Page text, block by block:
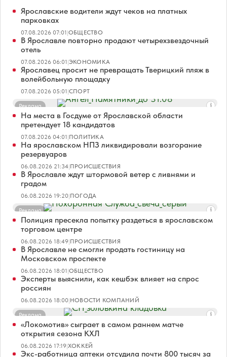
Ярославские водители ждут чеков на платных
парковках
07.08.2026 07:01|ОБЩЕСТВО
В Ярославле повторно продают четырехзвездочный
отель
07.08.2026 06:01|ЭКОНОМИКА
Ярославец просит не превращать Тверицкий пляж в
волейбольную площадку
07.08.2026 05:01|СПОРТ
Реклама
На места в Госдуме от Ярославской области
претендует 18 кандидатов
07.08.2026 04:01|ПОЛИТИКА
На ярославском НПЗ ликвидировали возгорание
резервуаров
06.08.2026 21:34|ПРОИСШЕСТВИЯ
В Ярославле ждут штормовой ветер с ливнями и
градом
06.08.2026 19:20|ПОГОДА
Реклама
Полиция пресекла попытку раздеться в ярославском
торговом центре
06.08.2026 18:49|ПРОИСШЕСТВИЯ
В Ярославле не смогли продать гостиницу на
Московском проспекте
06.08.2026 18:01|ОБЩЕСТВО
Эксперты выяснили, как кешбэк влияет на спрос
россиян
06.08.2026 18:00|НОВОСТИ КОМПАНИЙ
Реклама
«Локомотив» сыграет в самом раннем матче
открытия сезона КХЛ
06.08.2026 17:19|ХОККЕЙ
Экс-работница аптеки отсудила почти 800 тысяч за